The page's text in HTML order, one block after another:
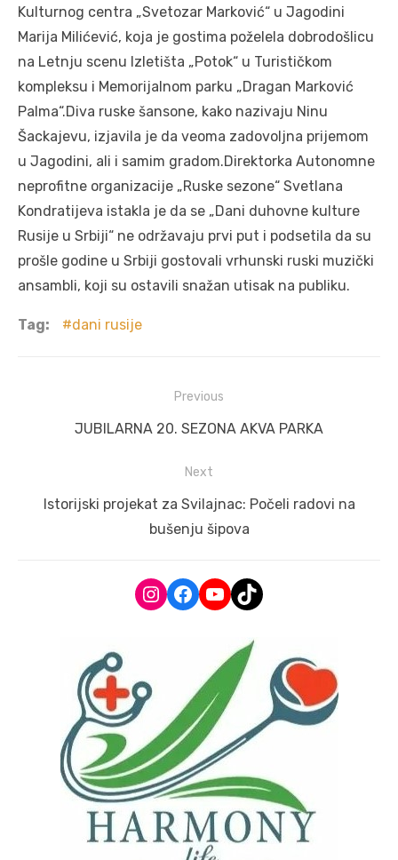
Kulturnog centra „Svetozar Marković“ u Jagodini
Marija Milićević, koja je gostima poželela dobrodošlicu
na Letnju scenu Izletišta „Potok“ u Turističkom
kompleksu i Memorijalnom parku „Dragan Marković
Palma“.Diva ruske šansone, kako nazivaju Ninu
Šackajevu, izjavila je da veoma zadovoljna prijemom
u Jagodini, ali i samim gradom.Direktorka Autonomne
neprofitne organizacije „Ruske sezone“ Svetlana
Kondratijeva istakla je da se „Dani duhovne kulture
Rusije u Srbiji“ ne održavaju prvi put i podsetila da su
prošle godine u Srbiji gostovali vrhunski ruski muzički
ansambli, koji su ostavili snažan utisak na publiku.
Tag: dani rusije
navigation
Previous
Previous
JUBILARNA 20. SEZONA AKVA PARKA
Next
NextIstorijski projekat za Svilajnac: Počeli radovi na
bušenju šipova
Instagram
Facebook
YouTube
TikTok